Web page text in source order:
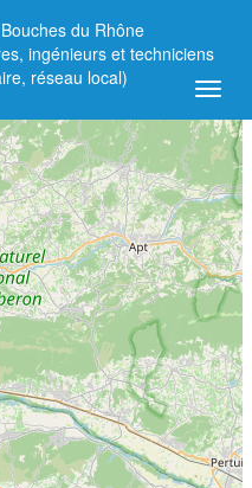
du Rhône
ingénieurs et techniciens
réseau local)